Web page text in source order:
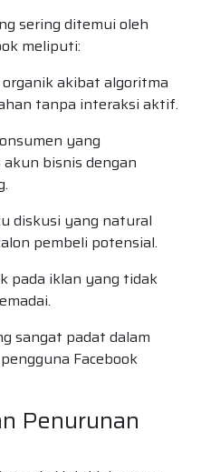
sering ditemui oleh
meliputi:
akibat algoritma
tanpa interaksi aktif.
yang
bisnis dengan
diskusi yang natural
pembeli potensial.
pada iklan yang tidak
sangat padat dalam
Facebook
Penurunan